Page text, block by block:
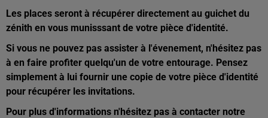
Les places seront à récupérer directement au guichet du
zénith en vous munisssant de votre pièce d'identité.
Si vous ne pouvez pas assister à l'évenement, n'hésitez pas
à en faire profiter quelqu'un de votre entourage. Pensez
simplement à lui fournir une copie de votre pièce d'identité
pour récupérer les invitations.
Pour plus d'informations n'hésitez pas à contacter notre